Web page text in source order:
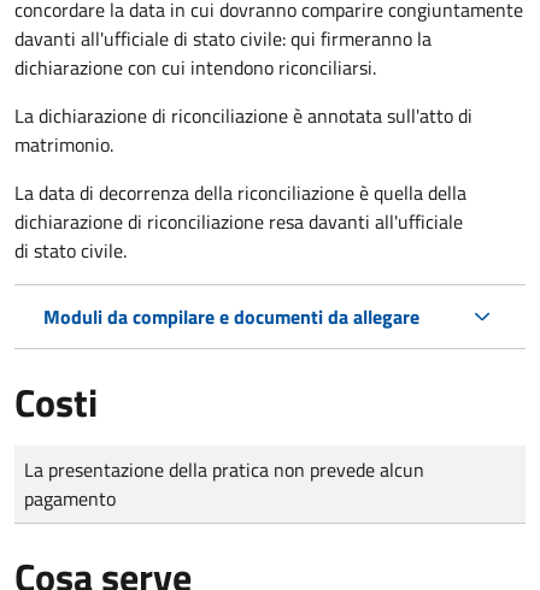
concordare la data in cui dovranno comparire congiuntamente
davanti all'ufficiale di stato civile: qui firmeranno la
dichiarazione con cui intendono riconciliarsi.
La dichiarazione di riconciliazione è annotata sull'atto di
matrimonio.
La data di decorrenza della riconciliazione è quella della
dichiarazione di riconciliazione resa davanti all'ufficiale
di stato civile.
Moduli da compilare e documenti da allegare
Costi
Tipo di pagamento
Importo
La presentazione della pratica non prevede alcun
pagamento
Cosa serve